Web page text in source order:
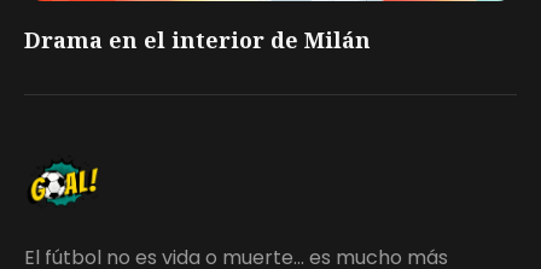
Drama en el interior de Milán
El fútbol no es vida o muerte... es mucho más